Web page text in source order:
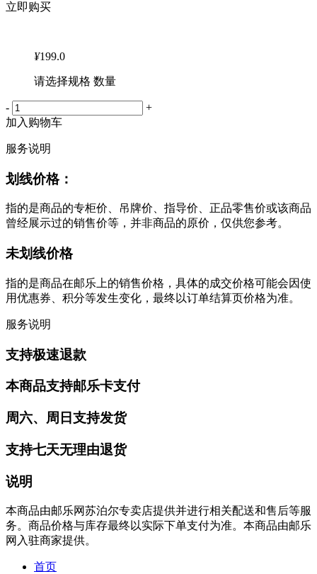
立即购买
¥199.0
请选择规格 数量
-
+
加入购物车
服务说明
划线价格：
指的是商品的专柜价、吊牌价、指导价、正品零售价或该商品
曾经展示过的销售价等，并非商品的原价，仅供您参考。
未划线价格
指的是商品在邮乐上的销售价格，具体的成交价格可能会因使
用优惠券、积分等发生变化，最终以订单结算页价格为准。
服务说明
支持极速退款
本商品支持邮乐卡支付
周六、周日支持发货
支持七天无理由退货
说明
本商品由邮乐网苏泊尔专卖店提供并进行相关配送和售后等服
务。商品价格与库存最终以实际下单支付为准。本商品由邮乐
网入驻商家提供。
首页